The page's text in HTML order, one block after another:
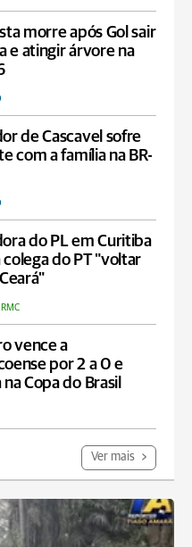
morre após Gol sair
e atingir árvore na
de Cascavel sofre
com a família na BR-
do PL em Curitiba
colega do PT "voltar
vence a
por 2 a 0 e
Copa do Brasil
Ver mais